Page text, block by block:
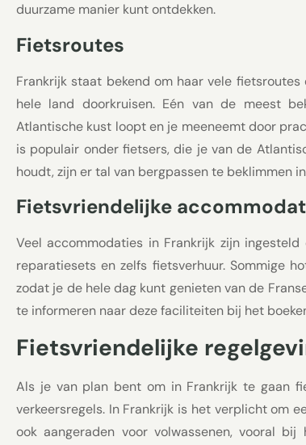
duurzame manier kunt ontdekken.
Fietsroutes
Frankrijk staat bekend om haar vele
hele land doorkruisen. Eén van de meest
Atlantische kust loopt en je meeneemt door
is populair onder fietsers, die je van de
houdt, zijn er tal van bergpassen te beklimmen
Fietsvriendelijke
Veel accommodaties in Frankrijk zijn
reparatiesets en zelfs fietsverhuur. Sommige
zodat je de hele dag kunt genieten van de
te informeren naar deze faciliteiten bij het
Fietsvriendelijke
Als je van plan bent om in Frankrijk te gaan
verkeersregels. In Frankrijk is het verplicht om
ook aangeraden voor volwassenen, vooral